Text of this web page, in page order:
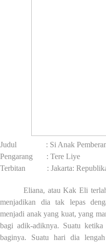
Judul
: Si Anak
Pengarang
: Tere Liye
Terbitan
: Jakarta:
Eliana, atau Kak Eli
menjadikan dia tak lepas
menjadi anak yang kuat, yang
bagi adik-adiknya. Suatu
baginya. Suatu hari dia